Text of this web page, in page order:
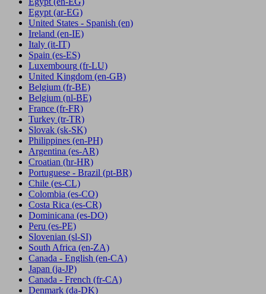
Egypt (ar-EG)
United States - Spanish (en)
Ireland (en-IE)
Italy (it-IT)
Spain (es-ES)
Luxembourg (fr-LU)
United Kingdom (en-GB)
Belgium (fr-BE)
Belgium (nl-BE)
France (fr-FR)
Turkey (tr-TR)
Slovak (sk-SK)
Philippines (en-PH)
Argentina (es-AR)
Croatian (hr-HR)
Portuguese - Brazil (pt-BR)
Chile (es-CL)
Colombia (es-CO)
Costa Rica (es-CR)
Dominicana (es-DO)
Peru (es-PE)
Slovenian (sl-SI)
South Africa (en-ZA)
Canada - English (en-CA)
Japan (ja-JP)
Canada - French (fr-CA)
Denmark (da-DK)